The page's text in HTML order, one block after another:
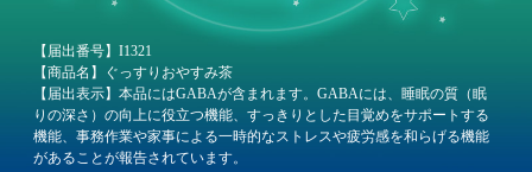
【届出番号】I1321
【商品名】ぐっすりおやすみ茶
【届出表示】本品にはGABAが含まれます。GABAには、睡眠の質（眠
りの深さ）の向上に役立つ機能、すっきりとした目覚めをサポートする
機能、事務作業や家事による一時的なストレスや疲労感を和らげる機能
があることが報告されています。